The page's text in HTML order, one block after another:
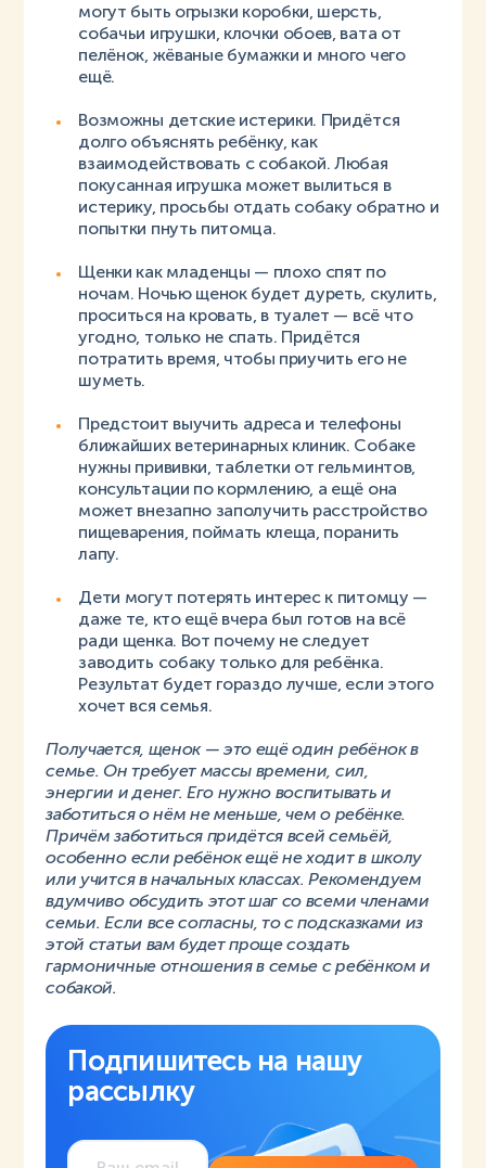
могут быть огрызки коробки, шерсть,
собачьи игрушки, клочки обоев, вата от
пелёнок, жёваные бумажки и много чего
ещё.
Возможны детские истерики. Придётся
долго объяснять ребёнку, как
взаимодействовать с собакой. Любая
покусанная игрушка может вылиться в
истерику, просьбы отдать собаку обратно и
попытки пнуть питомца.
Щенки как младенцы — плохо спят по
ночам. Ночью щенок будет дуреть, скулить,
проситься на кровать, в туалет — всё что
угодно, только не спать. Придётся
потратить время, чтобы приучить его не
шуметь.
Предстоит выучить адреса и телефоны
ближайших ветеринарных клиник. Собаке
нужны прививки, таблетки от гельминтов,
консультации по кормлению, а ещё она
может внезапно заполучить расстройство
пищеварения, поймать клеща, поранить
лапу.
Дети могут потерять интерес к питомцу —
даже те, кто ещё вчера был готов на всё
ради щенка. Вот почему не следует
заводить собаку только для ребёнка.
Результат будет гораздо лучше, если этого
хочет вся семья.
Получается, щенок — это ещё один ребёнок в
семье. Он требует массы времени, сил,
энергии и денег. Его нужно воспитывать и
заботиться о нём не меньше, чем о ребёнке.
Причём заботиться придётся всей семьёй,
особенно если ребёнок ещё не ходит в школу
или учится в начальных классах. Рекомендуем
вдумчиво обсудить этот шаг со всеми членами
семьи. Если все согласны, то с подсказками из
этой статьи вам будет проще создать
гармоничные отношения в семье с ребёнком и
собакой.
Подпишитесь на нашу
рассылку